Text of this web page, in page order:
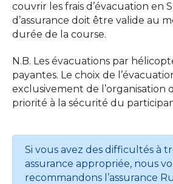
couvrir les frais d’évacuation en
d’assurance doit être valide au
durée de la course.
N.B. Les évacuations par
payantes. Le choix de
exclusivement de l’organisation
priorité à la sécurité du
Si vous avez des difficultés à
assurance appropriée, nous
recommandons l’assurance